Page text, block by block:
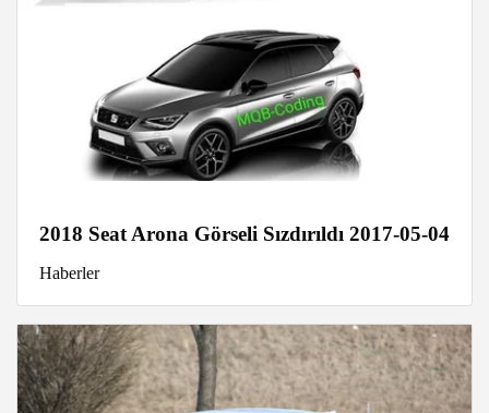
2018 Seat Arona Görseli Sızdırıldı 2017-05-04
Haberler